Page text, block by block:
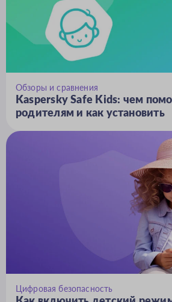
Обзоры и сравнения
Kaspersky Safe Kids: чем
родителям и как установить
Цифровая безопасность